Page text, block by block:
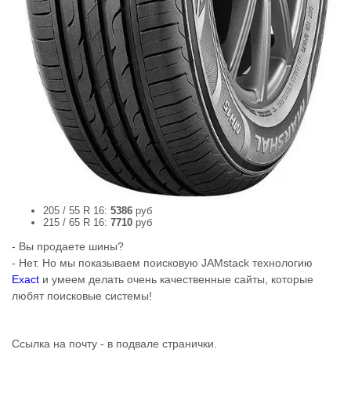
205 / 55 R 16: 5386 руб
215 / 65 R 16: 7710 руб
- Вы продаете шины?
- Нет. Но мы показываем поисковую JAMstack технологию
Exact и умеем делать очень качественные сайты, которые
любят поисковые системы!
Ссылка на почту - в подвале странички.